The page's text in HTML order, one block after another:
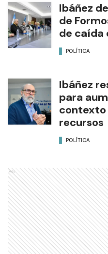
Ibáñez
de
de caída
POLÍTICA
Ibáñez
para
contexto
recursos
POLÍTICA
Ads